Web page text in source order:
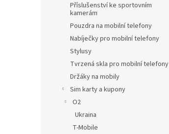
Příslušenství ke sportovním
kamerám
Pouzdra na mobilní telefony
Nabíječky pro mobilní telefony
Stylusy
Tvrzená skla pro mobilní telefony
Držáky na mobily
Sim karty a kupony
O2
Ukraina
T-Mobile